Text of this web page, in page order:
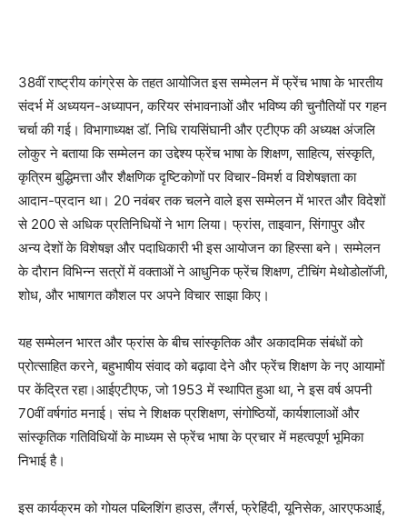
38वीं राष्ट्रीय कांग्रेस के तहत आयोजित इस सम्मेलन में फ्रेंच भाषा के भारतीय
संदर्भ में अध्ययन-अध्यापन, करियर संभावनाओं और भविष्य की चुनौतियों पर गहन
चर्चा की गई। विभागाध्यक्ष डॉ. निधि रायसिंघानी और एटीएफ की अध्यक्ष अंजलि
लोकुर ने बताया कि सम्मेलन का उद्देश्य फ्रेंच भाषा के शिक्षण, साहित्य, संस्कृति,
कृत्रिम बुद्धिमत्ता और शैक्षणिक दृष्टिकोणों पर विचार-विमर्श व विशेषज्ञता का
आदान-प्रदान था। 20 नवंबर तक चलने वाले इस सम्मेलन में भारत और विदेशों
से 200 से अधिक प्रतिनिधियों ने भाग लिया। फ्रांस, ताइवान, सिंगापुर और
अन्य देशों के विशेषज्ञ और पदाधिकारी भी इस आयोजन का हिस्सा बने। सम्मेलन
के दौरान विभिन्न सत्रों में वक्ताओं ने आधुनिक फ्रेंच शिक्षण, टीचिंग मेथोडोलॉजी,
शोध, और भाषागत कौशल पर अपने विचार साझा किए।
यह सम्मेलन भारत और फ्रांस के बीच सांस्कृतिक और अकादमिक संबंधों को
प्रोत्साहित करने, बहुभाषीय संवाद को बढ़ावा देने और फ्रेंच शिक्षण के नए आयामों
पर केंद्रित रहा।आईएटीएफ, जो 1953 में स्थापित हुआ था, ने इस वर्ष अपनी
70वीं वर्षगांठ मनाई। संघ ने शिक्षक प्रशिक्षण, संगोष्ठियों, कार्यशालाओं और
सांस्कृतिक गतिविधियों के माध्यम से फ्रेंच भाषा के प्रचार में महत्वपूर्ण भूमिका
निभाई है।
इस कार्यक्रम को गोयल पब्लिशिंग हाउस, लैंगर्स, फ्रेहिंदी, यूनिसेक, आरएफआई,